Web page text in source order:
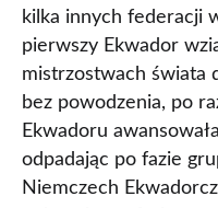
kilka innych federacji
pierwszy Ekwador
mistrzostwach świata
bez powodzenia, po
Ekwadoru
odpadając po fazie
Niemczech